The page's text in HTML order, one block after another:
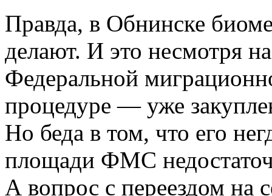
Правда, в Обнинске
делают. И это несмотря
Федеральной
процедуре — уже
Но беда в том, что его
площади ФМС
А вопрос с переездом на